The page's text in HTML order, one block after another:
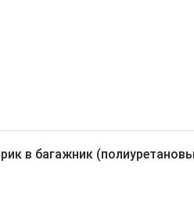
в багажник